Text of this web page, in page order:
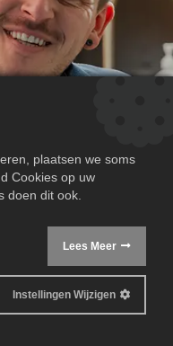
plaatsen we soms
Cookies op uw
doen dit ook.
Lees Meer
Instellingen Wijzigen